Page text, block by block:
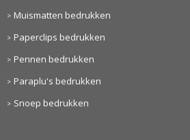
Muismatten bedrukken
Paperclips bedrukken
Pennen bedrukken
Paraplu's bedrukken
Snoep bedrukken